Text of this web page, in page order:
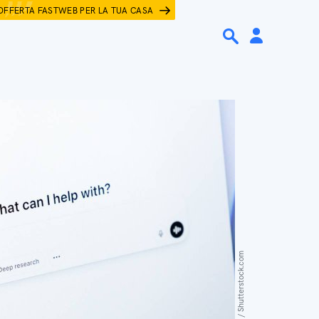
FASTWEB PER LA TUA CASA